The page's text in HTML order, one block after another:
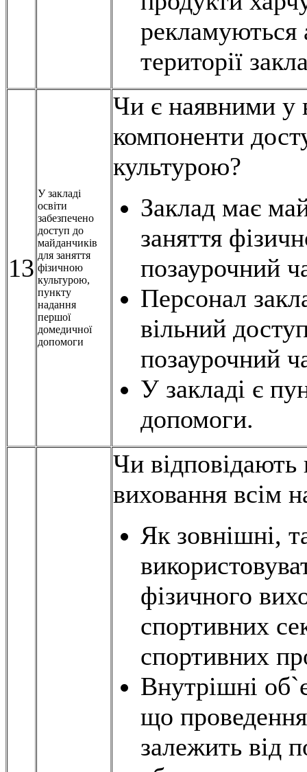
рекламуються
території
13
У закладі
освіти
забезпечено
доступ до
майданчиків
для заняття
фізичною
культурою,
пункту
надання
першої
домедичної
допомоги
Чи є наявними у
компоненти
культурою?
Заклад має
заняття
позаурочний
Персонал
вільний
позаурочний
У закладі є
допомоги.
Чи відповідають
виховання всім
Як зовнішні,
фізичного
спортивних
спортивних
Внутрішні
що
залежить від